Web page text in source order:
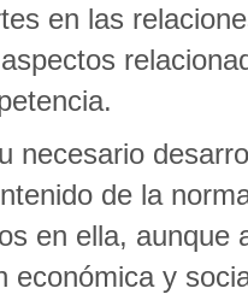
en las
necesario
de la
en ella,
económica y